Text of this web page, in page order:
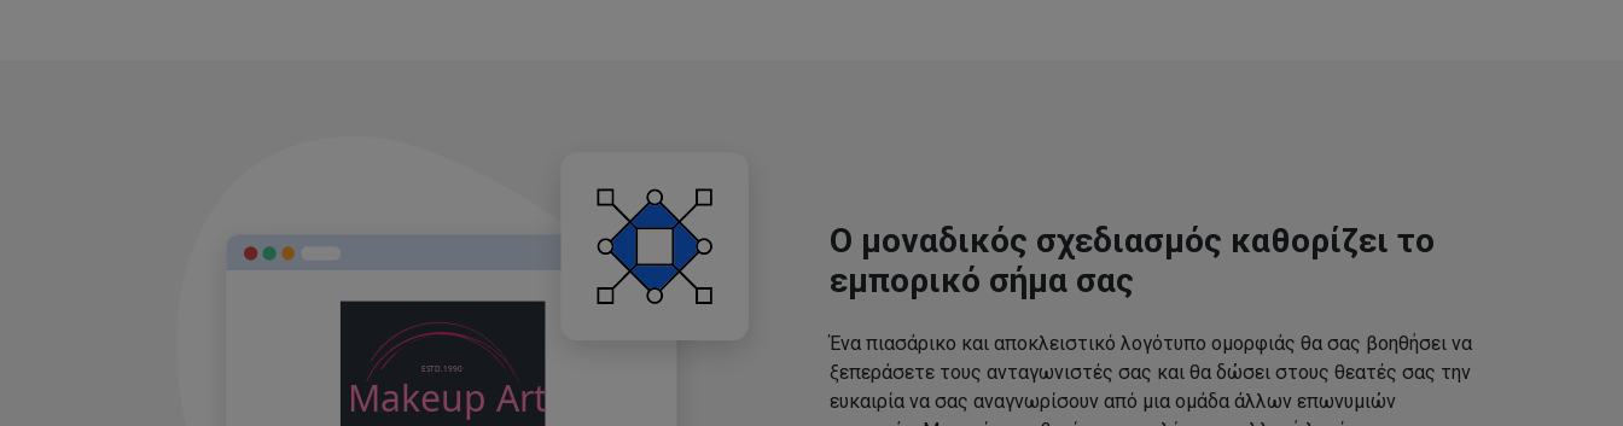
Ο μοναδικός σχεδιασμός καθορίζει το
εμπορικό σήμα σας
Ένα πιασάρικο και αποκλειστικό λογότυπο ομορφιάς θα σας βοηθήσει να
ξεπεράσετε τους ανταγωνιστές σας και θα δώσει στους θεατές σας την
ευκαιρία να σας αναγνωρίσουν από μια ομάδα άλλων επωνυμιών